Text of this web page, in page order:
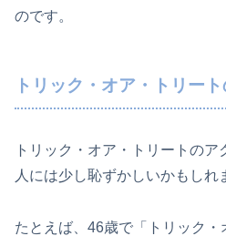
のです。
トリック・オア・トリー
トリック・オア・トリートの
人には少し恥ずかしいかもしれ
たとえば、46歳で「トリック